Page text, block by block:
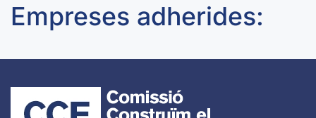
Empreses adherides: